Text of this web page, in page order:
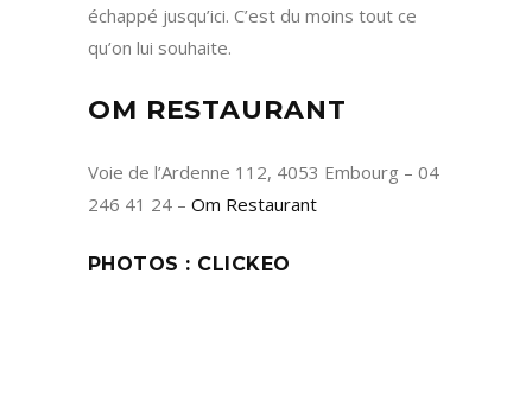
échappé jusqu’ici. C’est du moins tout ce
qu’on lui souhaite.
OM RESTAURANT
Voie de l’Ardenne 112, 4053 Embourg – 04
246 41 24 – Om Restaurant
PHOTOS : CLICKEO